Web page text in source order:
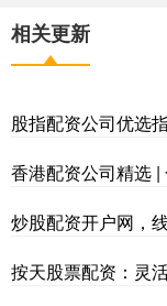
相关更新
股指配资公司优选
香港配资公司精选
炒股配资开户网，
按天股票配资：灵